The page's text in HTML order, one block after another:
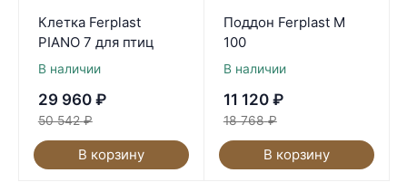
Клетка Ferplast
PIANO 7 для птиц
В наличии
29 960 ₽
50 542 ₽
В корзину
Поддон Ferplast M
100
В наличии
11 120 ₽
18 768 ₽
В корзину